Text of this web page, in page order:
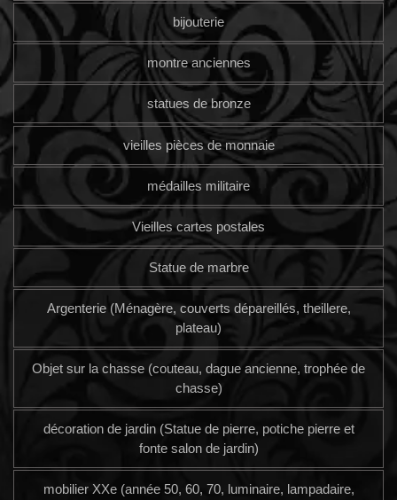
bijouterie
montre anciennes
statues de bronze
vieilles pièces de monnaie
médailles militaire
Vieilles cartes postales
Statue de marbre
Argenterie (Ménagère, couverts dépareillés, theillere,
plateau)
Objet sur la chasse (couteau, dague ancienne, trophée de
chasse)
décoration de jardin (Statue de pierre, potiche pierre et
fonte salon de jardin)
mobilier XXe (année 50, 60, 70, luminaire, lampadaire,